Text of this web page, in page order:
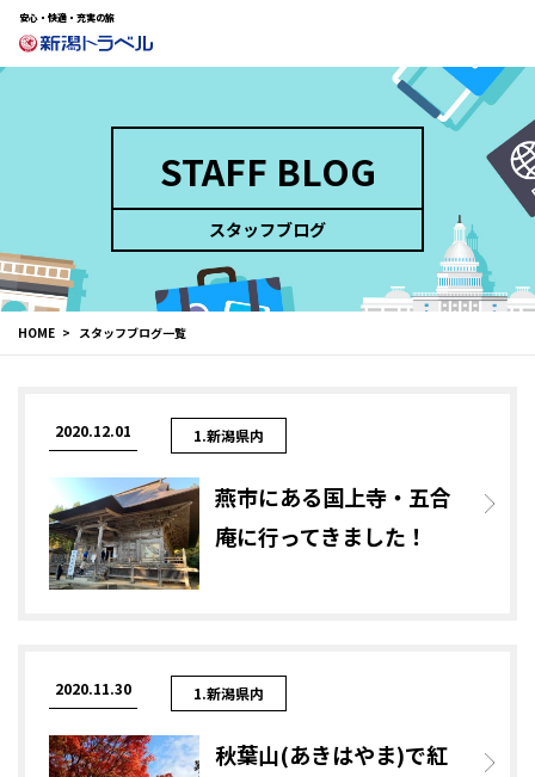
安心・快適・充実の旅
STAFF BLOG
スタッフブログ
HOME スタッフブログ一覧
2020.12.01 1.新潟県内
燕市にある国上寺・五合
庵に行ってきました！
2020.11.30 1.新潟県内
秋葉山(あきはやま)で紅